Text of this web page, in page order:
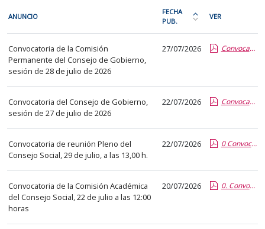
cada
fila
de
la
siguiente
tabla
encontrará
los
del
tablón
previamente.
En
de
órganos
ANUNCIO
FECHA
PUB.
Ordena
la
tabla
de
publicación:
reciente
VER
Convocatoria de la Comisión
Permanente del Consejo de Gobierno,
sesión de 28 de julio de 2026
27/07/2026 Convocatoria 28 julio.pdf.pdf
Convocatoria del Consejo de Gobierno,
sesión de 27 de julio de 2026
22/07/2026 Convocatoria 27_07_2026.pdf.pdf
Convocatoria de reunión Pleno del
Consejo Social, 29 de julio, a las 13,00 h.
22/07/2026 0 Convocatoria Pleno CS 29 julio 2026.pdf.pdf
Convocatoria de la Comisión Académica
del Consejo Social, 22 de julio a las 12:00
horas
20/07/2026 0. Convocatoria CAcademica 22 de julio 2026.report (1).pdf.pdf